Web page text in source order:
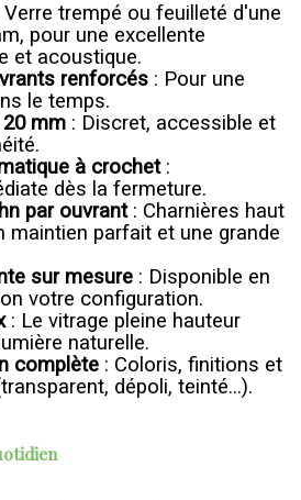
Verre trempé ou feuilleté d'une
pour une excellente
et acoustique.
renforcés : Pour une
le temps.
mm : Discret, accessible et
à crochet:
dès la fermeture.
par ouvrant: Charnières haut
maintien parfait et une grande
sur mesure : Disponible en
votre configuration.
: Le vitrage pleine hauteur
naturelle.
complète : Coloris, finitions et
dépoli, teinté...).